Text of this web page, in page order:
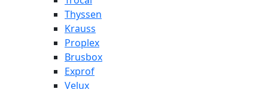
Thyssen
Krauss
Proplex
Brusbox
Exprof
Velux